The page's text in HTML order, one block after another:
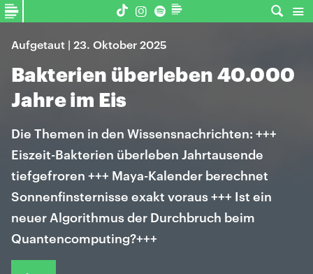
Aufgetaut | 23. Oktober 2025
Bakterien überleben 40.000
Jahre im Eis
Die Themen in den Wissensnachrichten: +++
Eiszeit-Bakterien überleben Jahrtausende
tiefgefroren +++ Maya-Kalender berechnet
Sonnenfinsternisse exakt voraus +++ Ist ein
neuer Algorithmus der Durchbruch beim
Quantencomputing?+++